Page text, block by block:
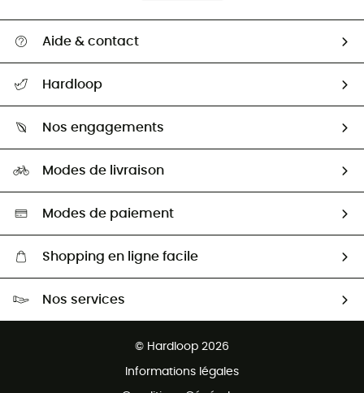
Aide & contact
Retour & remboursement
Guide des tailles
Seconde Main
Aide & Contact
Hardloop
HardGuides
Nos engagements
Sélection éco-responsable
Modes de livraison
Modes de paiement
Shopping en ligne facile
Nos services
© Hardloop 2026
Informations légales